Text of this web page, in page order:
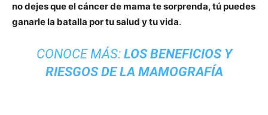
no dejes que el cáncer de mama te sorprenda, tú puedes
ganarle la batalla por tu salud y tu vida.
CONOCE MÁS: LOS BENEFICIOS Y
RIESGOS DE LA MAMOGRAFÍA